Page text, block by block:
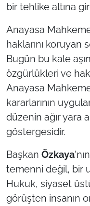
bir tehlike altına
Anayasa
haklarını koruyan
Bugün bu kale
özgürlükleri ve
Anayasa
kararlarının
düzenin ağır yara
göstergesidir.
Başkan Özkaya
temenni değil, bir
Hukuk, siyaset
görüşten insanın